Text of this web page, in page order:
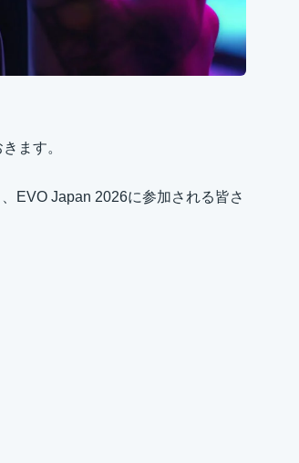
ます。
EVO Japan 2026に参加される皆さ